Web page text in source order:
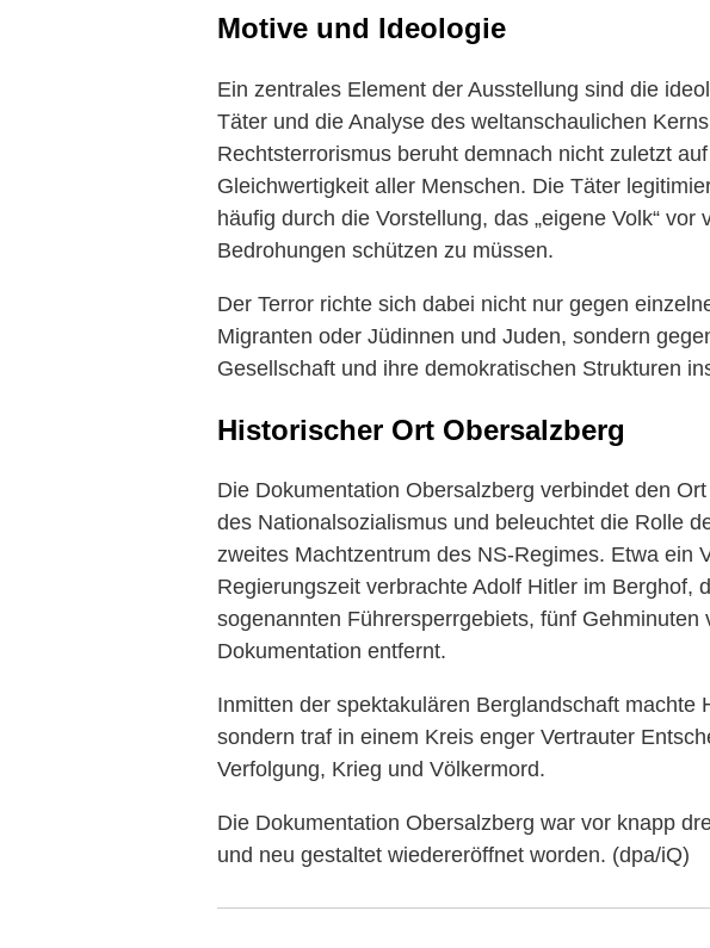
Motive und Ideologie
Ein zentrales Element der Ausstellung sind die
Täter und die Analyse des weltanschaulichen
Rechtsterrorismus beruht demnach nicht zuletzt
Gleichwertigkeit aller Menschen. Die Täter
häufig durch die Vorstellung, das „eigene Volk“ vor
Bedrohungen schützen zu müssen.
Der Terror richte sich dabei nicht nur gegen
Migranten oder Jüdinnen und Juden, sondern
Gesellschaft und ihre demokratischen Strukturen
Historischer Ort Obersalzberg
Die Dokumentation Obersalzberg verbindet den
des Nationalsozialismus und beleuchtet die Rolle
zweites Machtzentrum des NS-Regimes. Etwa ein
Regierungszeit verbrachte Adolf Hitler im Berghof,
sogenannten Führersperrgebiets, fünf Gehminuten
Dokumentation entfernt.
Inmitten der spektakulären Berglandschaft machte
sondern traf in einem Kreis enger Vertrauter
Verfolgung, Krieg und Völkermord.
Die Dokumentation Obersalzberg war vor knapp
und neu gestaltet wiedereröffnet worden. (dpa/iQ)